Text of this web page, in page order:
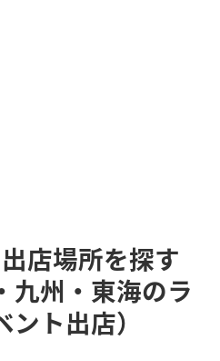
店場所を探す
九州・東海のラ
ト出店）